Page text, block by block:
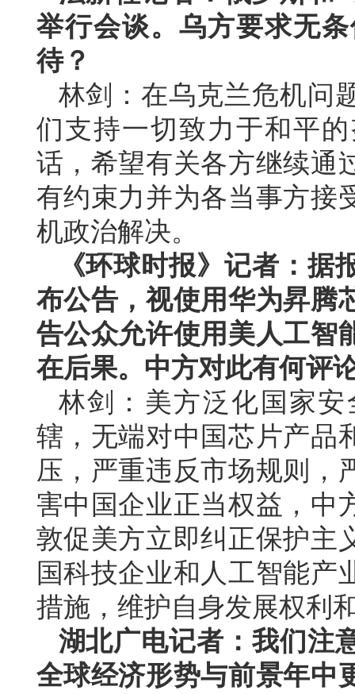
举行会谈。乌方要求无
待？
林剑：在乌克兰危机问
们支持一切致力于和平
话，希望有关各方继续通
有约束力并为各当事方接
机政治解决。
《环球时报》记者：
布公告，视使用华为昇腾
告公众允许使用美人工智
在后果。中方对此有何评
林剑：美方泛化国家
辖，无端对中国芯片产品
压，严重违反市场规则，
害中国企业正当权益，中
敦促美方立即纠正保护主
国科技企业和人工智能产
措施，维护自身发展权利
湖北广电记者：我们注
全球经济形势与前景年中